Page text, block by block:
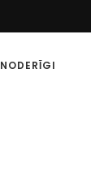
NODERĪGI